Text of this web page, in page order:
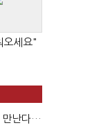
오세요"
만난다…